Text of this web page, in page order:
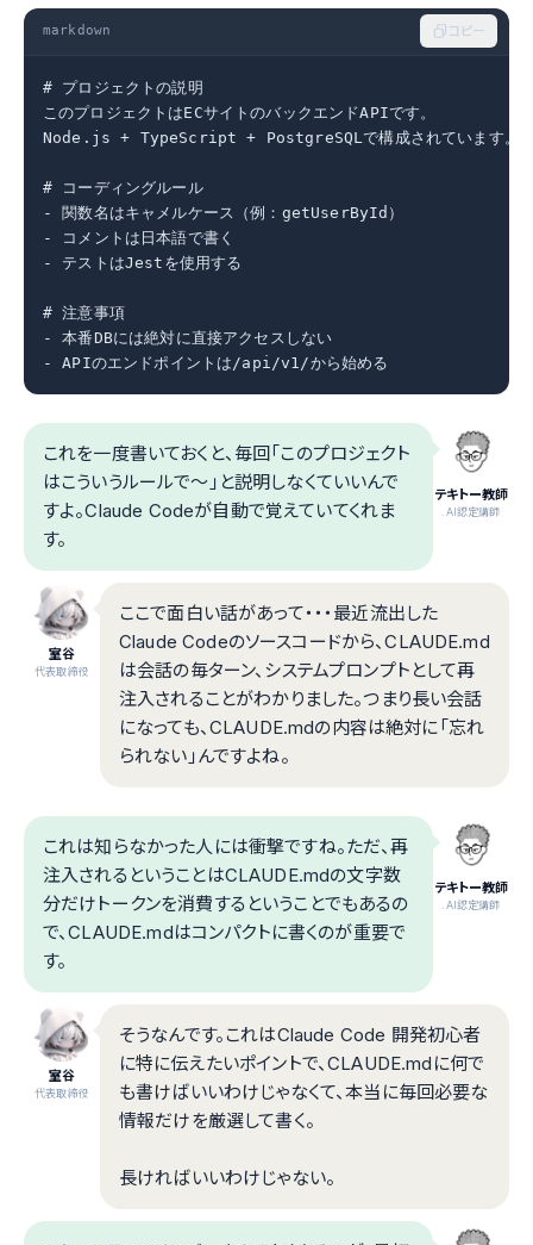
markdown コピー
# プロジェクトの説明
このプロジェクトはECサイトのバックエンドAPIです。
Node.js + TypeScript + PostgreSQLで構成されています。
# コーディングルール
- 関数名はキャメルケース（例：getUserById）
- コメントは日本語で書く
- テストはJestを使用する
# 注意事項
- 本番DBには絶対に直接アクセスしない
- APIのエンドポイントは/api/v1/から始める
テキトー教師
.AI認定講師
これを一度書いておくと、毎回「このプロジェクト
はこういうルールで〜」と説明しなくていいんで
すよ。Claude Codeが自動で覚えていてくれま
す。
室谷
代表取締役
ここで面白い話があって・・・最近流出した
Claude Codeのソースコードから、CLAUDE.md
は会話の毎ターン、システムプロンプトとして再
注入されることがわかりました。つまり長い会話
になっても、CLAUDE.mdの内容は絶対に「忘れ
られない」んですよね。
テキトー教師
.AI認定講師
これは知らなかった人には衝撃ですね。ただ、再
注入されるということはCLAUDE.mdの文字数
分だけトークンを消費するということでもあるの
で、CLAUDE.mdはコンパクトに書くのが重要で
す。
室谷
代表取締役
そうなんです。これはClaude Code 開発初心者
に特に伝えたいポイントで、CLAUDE.mdに何で
も書けばいいわけじゃなくて、本当に毎回必要な
情報だけを厳選して書く。
長ければいいわけじゃない。